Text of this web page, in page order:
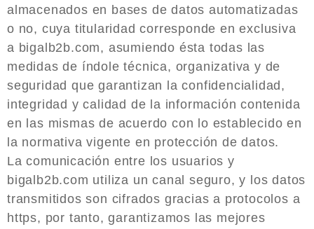
almacenados en bases de datos automatizadas
o no, cuya titularidad corresponde en exclusiva
a bigalb2b.com, asumiendo ésta todas las
medidas de índole técnica, organizativa y de
seguridad que garantizan la confidencialidad,
integridad y calidad de la información contenida
en las mismas de acuerdo con lo establecido en
la normativa vigente en protección de datos.
La comunicación entre los usuarios y
bigalb2b.com utiliza un canal seguro, y los datos
transmitidos son cifrados gracias a protocolos a
https, por tanto, garantizamos las mejores